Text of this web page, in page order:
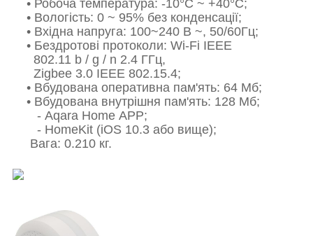
• Робоча температура: -10°C ~ +40°C;
• Вологість: 0 ~ 95% без конденсації;
• Вхідна напруга: 100~240 В ~, 50/60Гц;
• Бездротові протоколи: Wi-Fi IEEE
802.11 b / g / n 2.4 ГГц,
Zigbee 3.0 IEEE 802.15.4;
• Вбудована оперативна пам'ять: 64 Мб;
• Вбудована внутрішня пам'ять: 128 Мб;
- Aqara Home APP;
- HomeKit (iOS 10.3 або вище);
Вага: 0.210 кг.